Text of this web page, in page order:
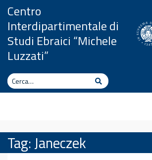
Vai al contenuto
Centro
Interdipartimentale di
Studi Ebraici “Michele
Luzzati”
Cerca Cerca
Tag:Janeczek